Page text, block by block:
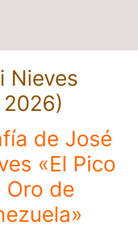
Nieves
2026)
de José
«El Pico
Oro de